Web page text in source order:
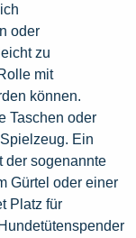
oder
zu
mit
können.
Taschen oder
Ein
der sogenannte
Gürtel oder einer
Platz für